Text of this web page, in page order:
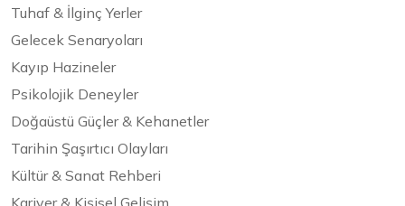
Tuhaf & İlginç Yerler
Gelecek Senaryoları
Kayıp Hazineler
Psikolojik Deneyler
Doğaüstü Güçler & Kehanetler
Tarihin Şaşırtıcı Olayları
Kültür & Sanat Rehberi